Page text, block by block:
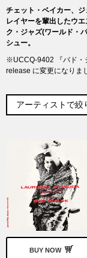
チェット・ベイカー、
レイヤーを輩出したウ
ク・ジャズ(ワールド・
シュー。
※UCCQ-9402 『バド・
release に変更になりま
BUY NOW